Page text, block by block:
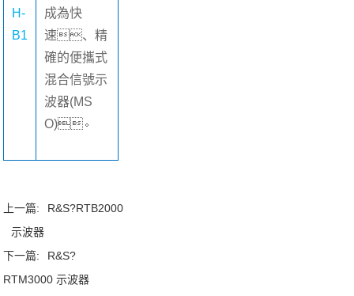
H-
B1
成為快
速、精
確的便攜式
混合信號示
波器(MS
O)。
上一篇:
R&S?RTB2000
示波器
下一篇:
R&S?
RTM3000 示波器